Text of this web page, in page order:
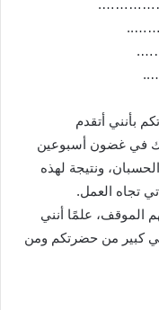
بأنني أتقدم
في غضون أسبوعين
ونتيجة لهذه
تجاه العمل.
الموقف، علمًا أنني
كبير من حضرتكم ومن